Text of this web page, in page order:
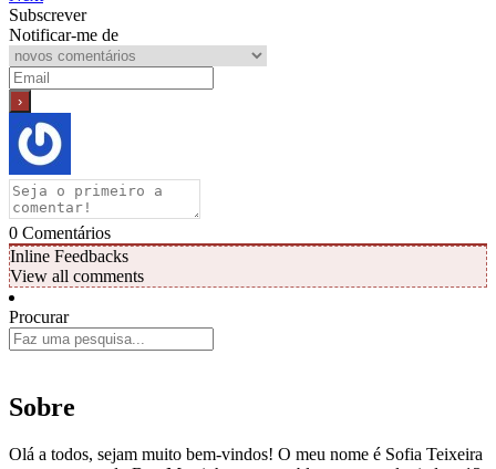
Subscrever
Notificar-me de
0 Comentários
Inline Feedbacks
View all comments
Procurar
Sobre
Olá a todos, sejam muito bem-vindos! O meu nome é Sofia Teixeira